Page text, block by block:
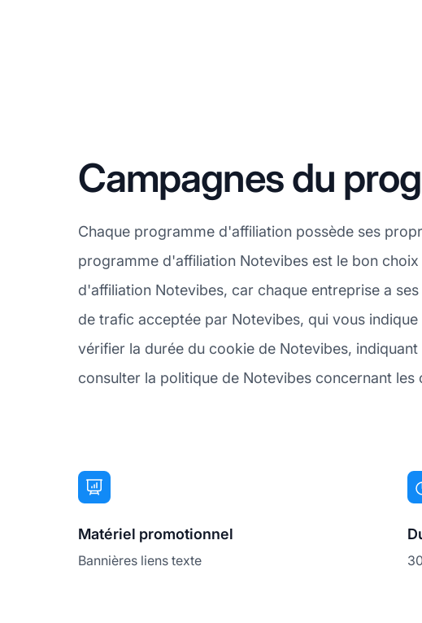
Campagnes du
Chaque programme d'affiliation possède ses
programme d'affiliation Notevibes est le bon
d'affiliation Notevibes, car chaque entreprise a
de trafic acceptée par Notevibes, qui vous
vérifier la durée du cookie de Notevibes,
consulter la politique de Notevibes concernant
Matériel promotionnel
Bannières liens texte